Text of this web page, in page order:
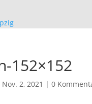
152×152
Nov. 2, 2021 |0